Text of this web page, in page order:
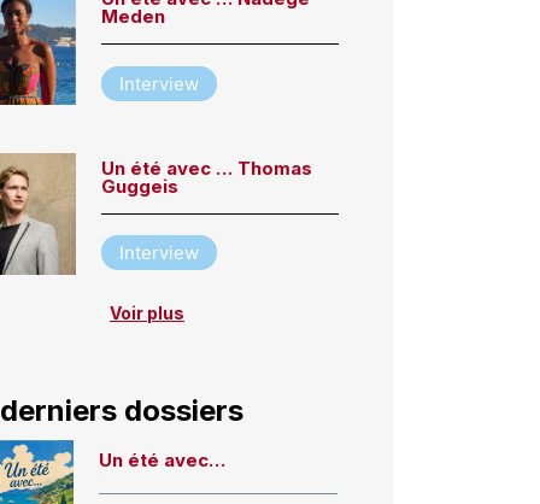
Meden
Interview
Un été avec … Thomas
Guggeis
Interview
Voir plus
dossiers
Un été avec…